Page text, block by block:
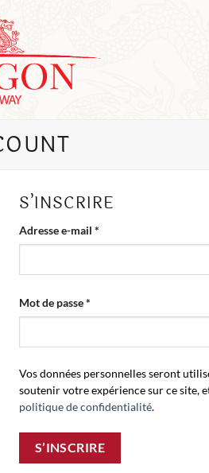
S’INSCRIRE
Adresse e-mail *
Mot de passe*
Vos données personnelles seront
soutenir votre expérience sur ce site,
politique de confidentialité.
S’INSCRIRE